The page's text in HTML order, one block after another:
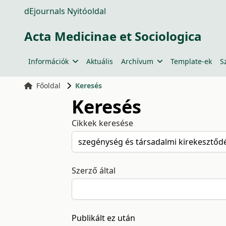
dEjournals Nyitóoldal
Acta Medicinae et Sociologica
Információk Aktuális Archívum Template-ek
Főoldal Keresés
Keresés
Cikkek keresése
Szerző által
Publikált ez után